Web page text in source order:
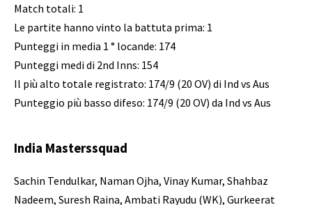
Match totali: 1
Le partite hanno vinto la battuta prima: 1
Punteggi in media 1 ° locande: 174
Punteggi medi di 2nd Inns: 154
Il più alto totale registrato: 174/9 (20 OV) di Ind vs Aus
Punteggio più basso difeso: 174/9 (20 OV) da Ind vs Aus
India Masterssquad
Sachin Tendulkar, Naman Ojha, Vinay Kumar, Shahbaz
Nadeem, Suresh Raina, Ambati Rayudu (WK), Gurkeerat